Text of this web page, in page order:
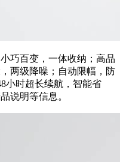
巧百变，一体收纳；高品
两级降噪；自动限幅，防
小时超长续航，智能省
说明等信息。